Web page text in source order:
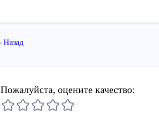
Назад
Пожалуйста, оцените качество: